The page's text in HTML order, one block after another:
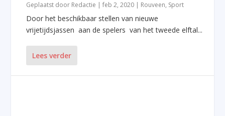
Geplaatst door Redactie |feb 2, 2020 Rouveen, Sport
Door het beschikbaar stellen van nieuwe
vrijetijdsjassen aan de spelers van het tweede elftal...
Lees verder